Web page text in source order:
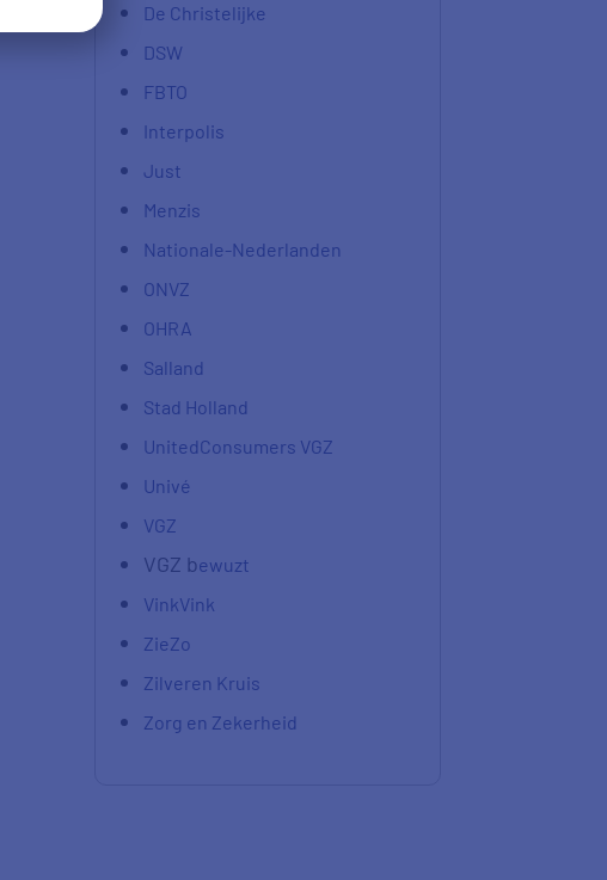
De Christelijke
DSW
FBTO
Interpolis
Just
Menzis
Nationale-Nederlanden
ONVZ
OHRA
Salland
Stad Holland
UnitedConsumers VGZ
Univé
VGZ
VGZ bewuzt
VinkVink
ZieZo
Zilveren Kruis
Zorg en Zekerheid